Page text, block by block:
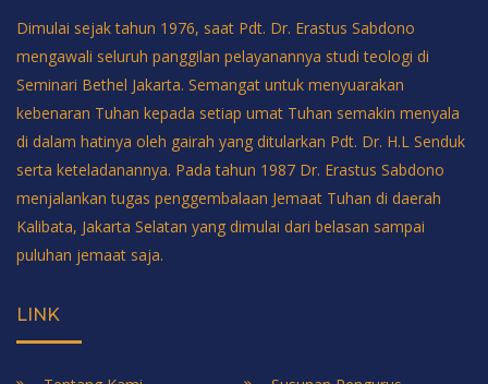
Dimulai sejak tahun 1976, saat Pdt. Dr. Erastus Sabdono
mengawali seluruh panggilan pelayanannya studi teologi di
Seminari Bethel Jakarta. Semangat untuk menyuarakan
kebenaran Tuhan kepada setiap umat Tuhan semakin menyala
di dalam hatinya oleh gairah yang ditularkan Pdt. Dr. H.L Senduk
serta keteladanannya. Pada tahun 1987 Dr. Erastus Sabdono
menjalankan tugas penggembalaan Jemaat Tuhan di daerah
Kalibata, Jakarta Selatan yang dimulai dari belasan sampai
puluhan jemaat saja.
LINK